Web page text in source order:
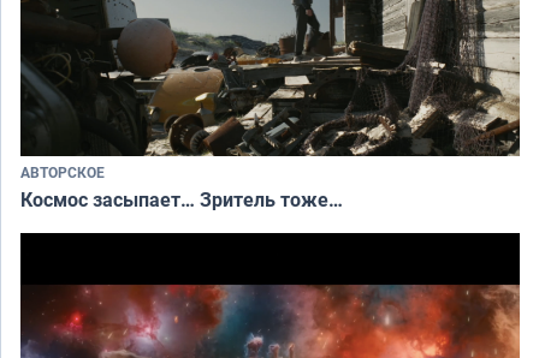
АВТОРСКОЕ
Космос засыпает… Зритель тоже…